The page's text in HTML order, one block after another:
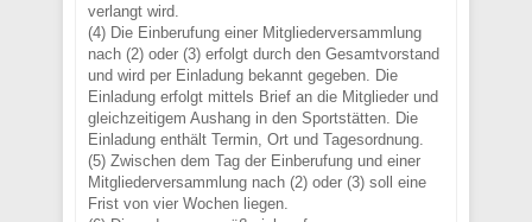
verlangt wird.
(4) Die Einberufung einer Mitgliederversammlung
nach (2) oder (3) erfolgt durch den Gesamtvorstand
und wird per Einladung bekannt gegeben. Die
Einladung erfolgt mittels Brief an die Mitglieder und
gleichzeitigem Aushang in den Sportstätten. Die
Einladung enthält Termin, Ort und Tagesordnung.
(5) Zwischen dem Tag der Einberufung und einer
Mitgliederversammlung nach (2) oder (3) soll eine
Frist von vier Wochen liegen.